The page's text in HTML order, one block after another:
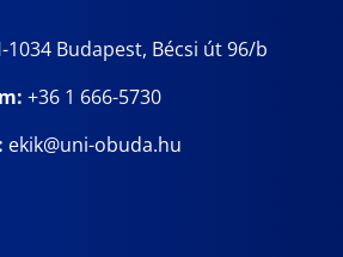
1034 Budapest, Bécsi út 96/b
+36 1 666-5730
ekik@uni-obuda.hu